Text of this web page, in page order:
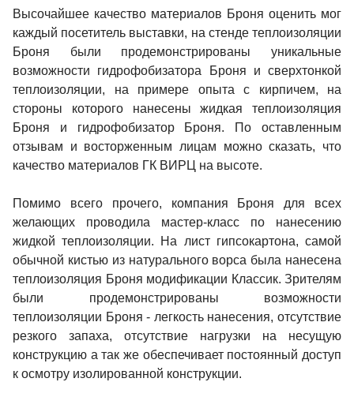
Высочайшее качество материалов Броня оценить мог
каждый посетитель выставки, на стенде теплоизоляции
Броня были продемонстрированы уникальные
возможности гидрофобизатора Броня и сверхтонкой
теплоизоляции, на примере опыта с кирпичем, на
стороны которого нанесены жидкая теплоизоляция
Броня и гидрофобизатор Броня. По оставленным
отзывам и восторженным лицам можно сказать, что
качество материалов ГК ВИРЦ на высоте.
Помимо всего прочего, компания Броня для всех
желающих проводила мастер-класс по нанесению
жидкой теплоизоляции. На лист гипсокартона, самой
обычной кистью из натурального ворса была нанесена
теплоизоляция Броня модификации Классик. Зрителям
были продемонстрированы возможности
теплоизоляции Броня - легкость нанесения, отсутствие
резкого запаха, отсутствие нагрузки на несущую
конструкцию а так же обеспечивает постоянный доступ
к осмотру изолированной конструкции.